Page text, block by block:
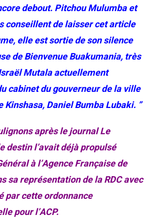
debout. Pitchou Mulumba et
conseillent de laisser cet article
elle est sortie de son silence
de Bienvenue Buakumania, très
Mutala actuellement
cabinet du gouverneur de la ville
Kinshasa, Daniel Bumba Lubaki. ”
après le journal Le
destin l’avait déjà propulsé
à l’Agence Française de
sa représentation de la RDC avec
par cette ordonnance
pour l’ACP.